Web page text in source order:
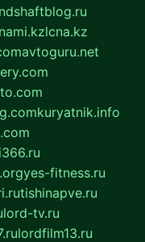
lcna.kz
avtoguru.net
kuryatnik.info
yes-fitness.ru
tishinapve.ru
lord-tv.ru
lordfilm13.ru